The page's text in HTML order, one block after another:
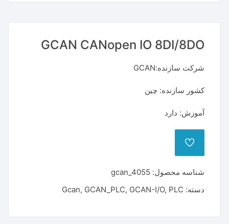
GCAN CANopen IO 8DI/8DO
شرکت سازنده:GCAN
کشور سازنده: چین
آموزش: دارد
ADD
TO
شناسه محصول: gcan_4055
دسته:
Gcan, GCAN_PLC, GCAN-I/O, PLC